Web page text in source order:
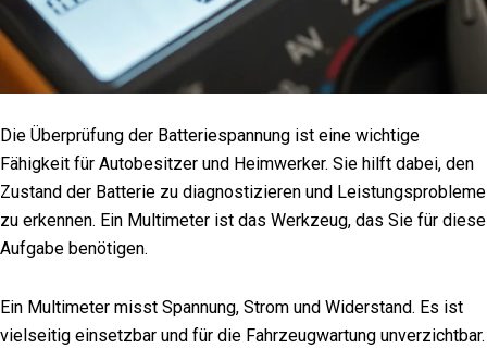
Die Überprüfung der Batteriespannung ist eine wichtige
Fähigkeit für Autobesitzer und Heimwerker. Sie hilft dabei, den
Zustand der Batterie zu diagnostizieren und Leistungsprobleme
zu erkennen. Ein Multimeter ist das Werkzeug, das Sie für diese
Aufgabe benötigen.
Ein Multimeter misst Spannung, Strom und Widerstand. Es ist
vielseitig einsetzbar und für die Fahrzeugwartung unverzichtbar.